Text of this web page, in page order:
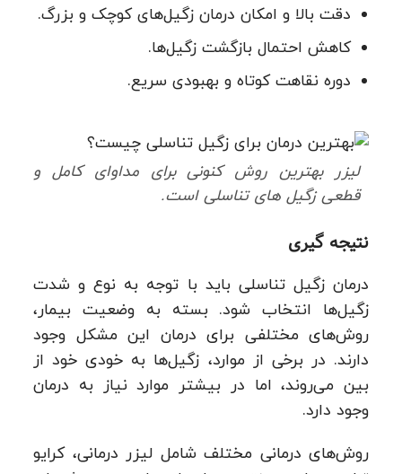
دقت بالا و امکان درمان زگیل‌های کوچک و بزرگ.
کاهش احتمال بازگشت زگیل‌ها.
دوره نقاهت کوتاه و بهبودی سریع.
لیزر بهترین روش کنونی برای مداوای کامل و
قطعی زگیل های تناسلی است.
نتیجه‌ گیری
درمان زگیل تناسلی باید با توجه به نوع و شدت
زگیل‌ها انتخاب شود. بسته به وضعیت بیمار،
روش‌های مختلفی برای درمان این مشکل وجود
دارند. در برخی از موارد، زگیل‌ها به خودی خود از
بین می‌روند، اما در بیشتر موارد نیاز به درمان
وجود دارد.
روش‌های درمانی مختلف شامل لیزر درمانی، کرایو